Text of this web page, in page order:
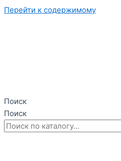
Перейти к содержимому
Поиск
Поиск